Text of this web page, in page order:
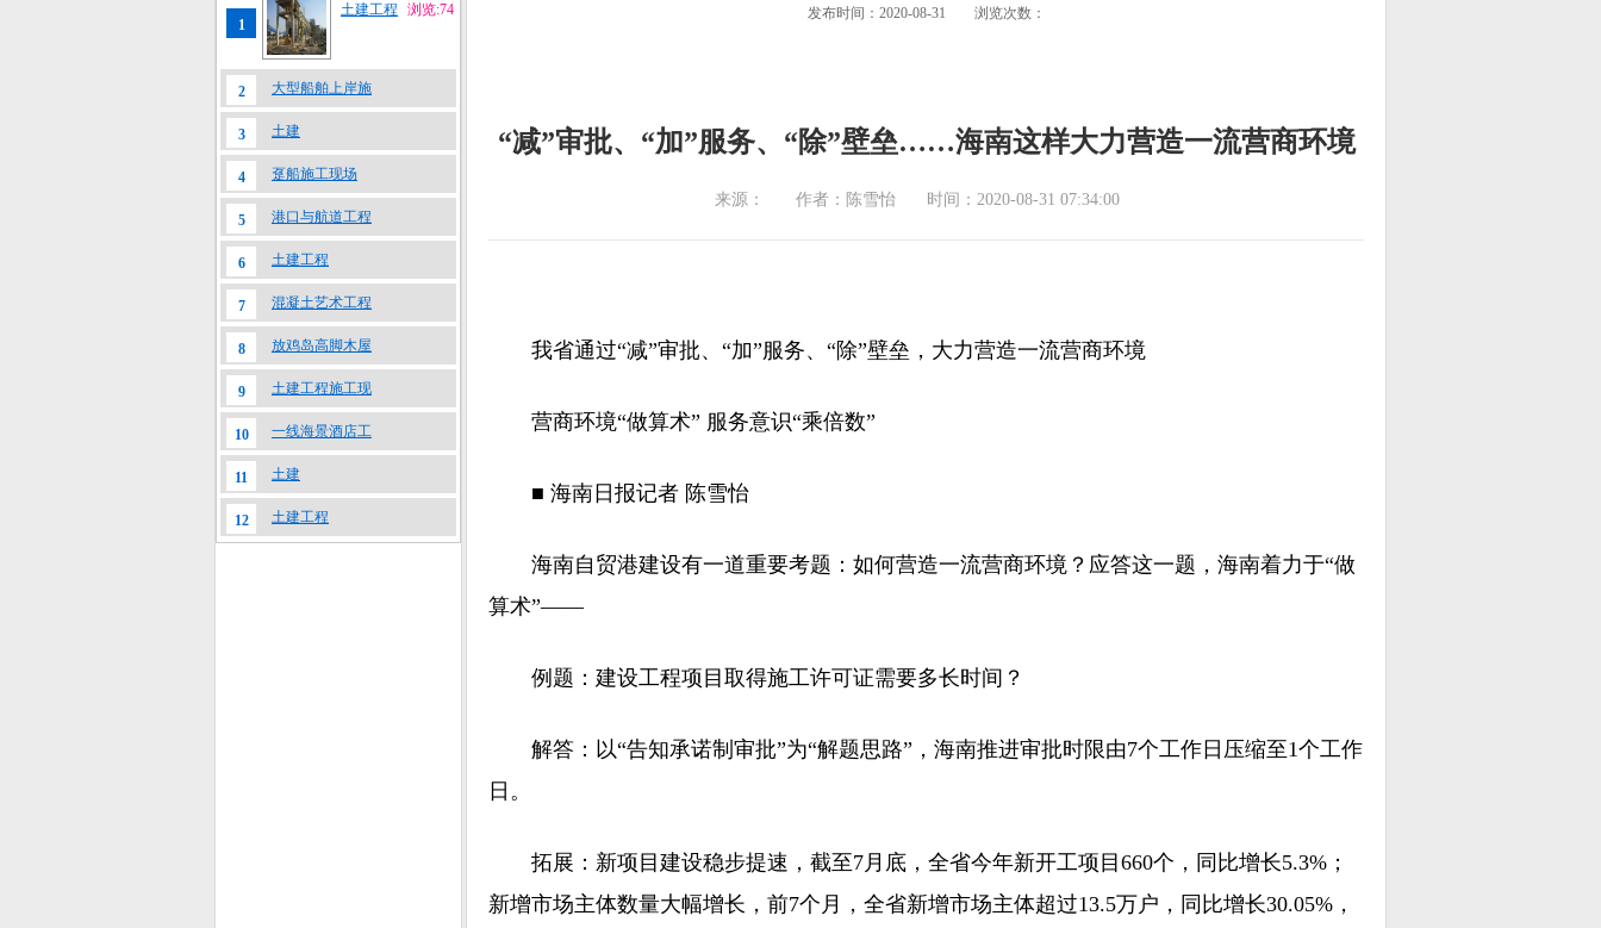
1
土建工程 浏览:74
2 大型船舶上岸施
3 土建
4 趸船施工现场
5 港口与航道工程
6 土建工程
7 混凝土艺术工程
8 放鸡岛高脚木屋
9 土建工程施工现
10 一线海景酒店工
11 土建
12 土建工程
发布时间：2020-08-31 浏览次数：
“减”审批、“加”服务、“除”壁垒……海南这样大力营造一流营商环境
来源： 作者：陈雪怡 时间：2020-08-31 07:34:00
我省通过“减”审批、“加”服务、“除”壁垒，大力营造一流营商环境
营商环境“做算术” 服务意识“乘倍数”
■ 海南日报记者 陈雪怡
海南自贸港建设有一道重要考题：如何营造一流营商环境？应答这一题，海南着力于“做
算术”——
例题：建设工程项目取得施工许可证需要多长时间？
解答：以“告知承诺制审批”为“解题思路”，海南推进审批时限由7个工作日压缩至1个工作
日。
拓展：新项目建设稳步提速，截至7月底，全省今年新开工项目660个，同比增长5.3%；
新增市场主体数量大幅增长，前7个月，全省新增市场主体超过13.5万户，同比增长30.05%，